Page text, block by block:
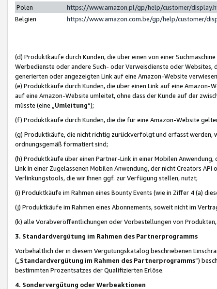
Polen
https://www.amazon.pl/gp/help/customer/
Belgien
https://www.amazon.com.be/gp/help/customer/
(d) Produktkäufe durch Kunden, die über einen von einer
Werbedienste oder andere Such- oder Verweisdienste oder Websites,
generierten oder angezeigten Link auf eine Amazon-Website
(e) Produktkäufe durch Kunden, die über einen Link auf eine
auf eine Amazon-Website umleitet, ohne dass der Kunde auf der
müsste (eine „ Umleitung“);
(f) Produktkäufe durch Kunden, die die für eine Amazon-Website
(g) Produktkäufe, die nicht richtig zurückverfolgt und erfasst werden,
ordnungsgemäß formatiert sind;
(h) Produktkäufe über einen Partner-Link in einer Mobilen
Link in einer Zugelassenen Mobilen Anwendung, der nicht Creators
Verlinkungstools, die wir Ihnen ggf. zur Verfügung stellen, nutzt;
(i) Produktkäufe im Rahmen eines Bounty Events (wie in Ziffer 4 (a)
(j) Produktkäufe im Rahmen eines Abonnements, soweit nicht im
(k) alle Vorabveröffentlichungen oder Vorbestellungen von
3. Standardvergütung im Rahmen des Partnerprogramms
Vorbehaltlich der in diesem Vergütungskatalog beschriebenen
(„ Standardvergütung im Rahmen des Partnerprogramms“)
bestimmten Prozentsatzes der Qualifizierten Erlöse.
4. Sondervergütung oder Werbeaktionen